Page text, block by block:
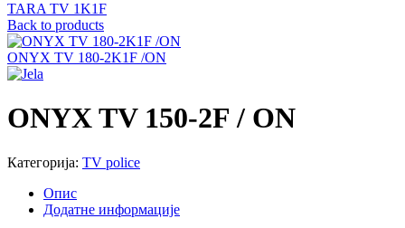
TARA TV 1K1F
Back to products
ONYX TV 180-2K1F /ON
ONYX TV 150-2F / ON
Категорија: TV police
Опис
Додатне информације